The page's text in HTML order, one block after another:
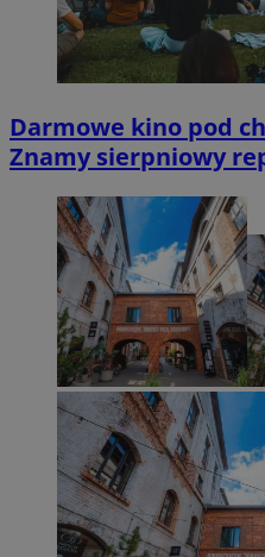
Darmowe kino pod
Znamy sierpniowy